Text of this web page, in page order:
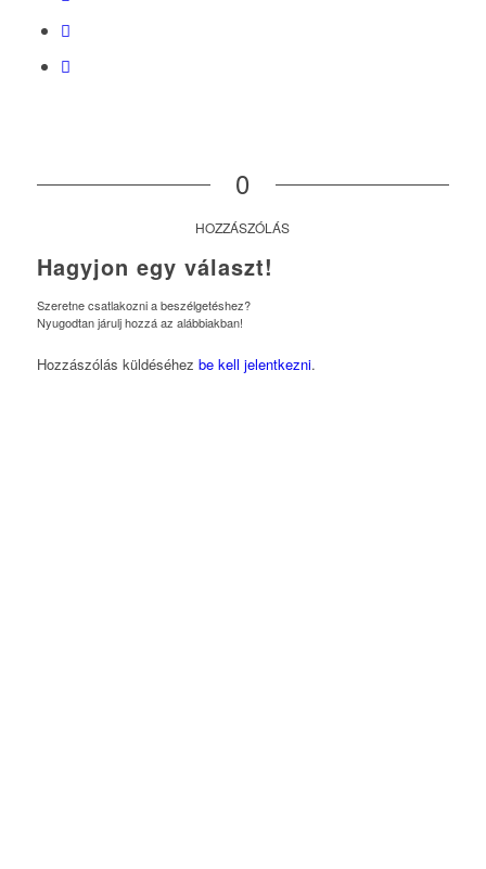
0
HOZZÁSZÓLÁS
Hagyjon egy választ!
Szeretne csatlakozni a beszélgetéshez?
Nyugodtan járulj hozzá az alábbiakban!
Hozzászólás küldéséhez be kell jelentkezni.